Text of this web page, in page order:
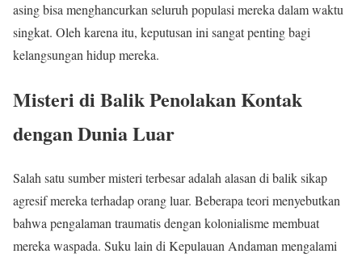
asing bisa menghancurkan seluruh populasi mereka dalam waktu
singkat. Oleh karena itu, keputusan ini sangat penting bagi
kelangsungan hidup mereka.
Misteri di Balik Penolakan Kontak
dengan Dunia Luar
Salah satu sumber misteri terbesar adalah alasan di balik sikap
agresif mereka terhadap orang luar. Beberapa teori menyebutkan
bahwa pengalaman traumatis dengan kolonialisme membuat
mereka waspada. Suku lain di Kepulauan Andaman mengalami